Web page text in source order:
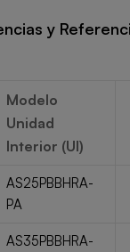
y
Modelo
Unidad
Interior (UI)
AS25PBBHRA-
PA
AS35PBBHRA-